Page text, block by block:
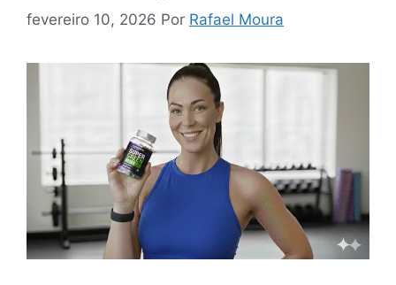
fevereiro 10, 2026 Por Rafael Moura